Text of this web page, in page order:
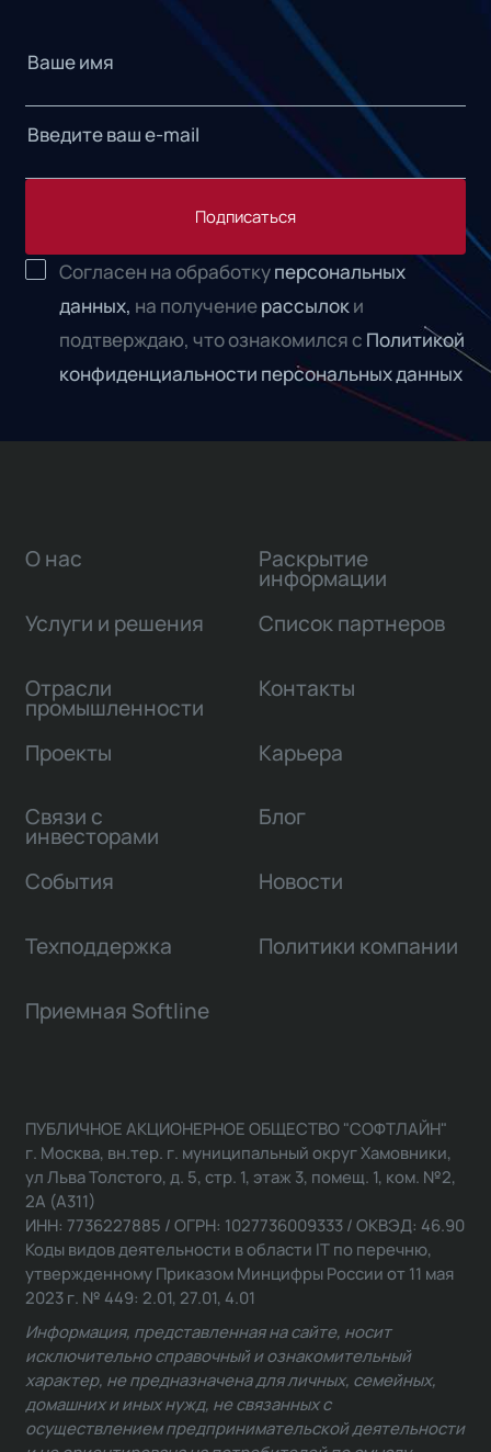
Подписаться
Согласен на обработкуперсональных
данных, на получениерассылоки
подтверждаю, что ознакомился с Политикой
конфиденциальности персональных данных
О нас
Услуги и решения
Отрасли
промышленности
Проекты
Связи с
инвесторами
Раскрытие
информации
Список партнеров
Контакты
Карьера
Блог
События Новости
Техподдержка Политики компании
Приемная Softline
ПУБЛИЧНОЕ АКЦИОНЕРНОЕ ОБЩЕСТВО "СОФТЛАЙН"
г. Москва, вн.тер. г. муниципальный округ Хамовники,
ул Льва Толстого, д. 5, стр. 1, этаж 3, помещ. 1, ком. №2,
2А (А311)
ИНН: 7736227885 / ОГРН: 1027736009333 / ОКВЭД: 46.90
Коды видов деятельности в области IT по перечню,
утвержденному Приказом Минцифры России от 11 мая
2023 г. № 449: 2.01, 27.01, 4.01
Информация, представленная на сайте, носит
исключительно справочный и ознакомительный
характер, не предназначена для личных, семейных,
домашних и иных нужд, не связанных с
осуществлением предпринимательской деятельности